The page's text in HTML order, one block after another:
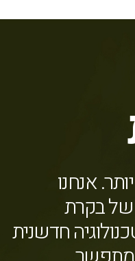
אנחנו
של בקרת
חדשנית